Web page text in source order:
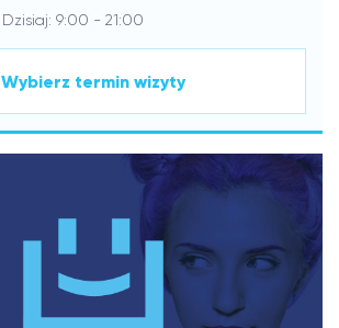
Dzisiaj: 9:00 - 21:00
Wybierz termin wizyty